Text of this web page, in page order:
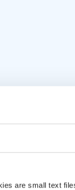
are small text